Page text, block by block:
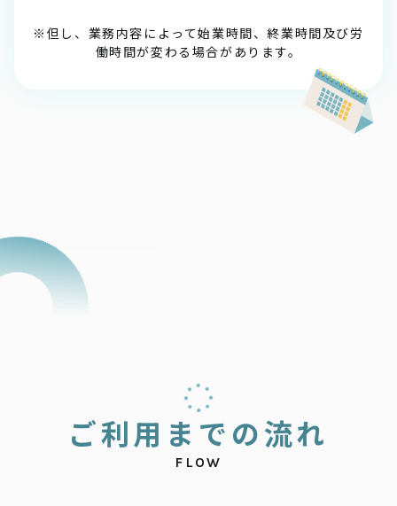
※但し、業務内容によって始業時間、終業時間及び労
働時間が変わる場合があります。
ご利用 ま での流れ
FLOW